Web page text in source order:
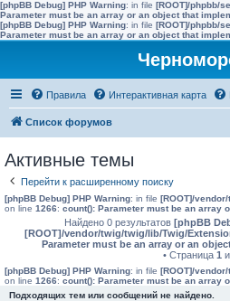
[phpBB Debug] PHP Warning: in file [ROOT]/phpbb/
Parameter must be an array or an object that
[phpBB Debug] PHP Warning: in file [ROOT]/phpbb/
Parameter must be an array or an object that
Правила Интерактивная карта
Список форумов
Активные темы
Перейти к расширенному поиску
[phpBB Debug] PHP Warning: in file [ROOT]/
on line 1266: count(): Parameter must be an array
Найдено 0 результатов [phpBB
[ROOT]/vendor/twig/twig/lib/Twig/
Parameter must be an array or an
• Страница 1
[phpBB Debug] PHP Warning: in file [ROOT]/
on line 1266: count(): Parameter must be an array
Подходящих тем или сообщений не найдено.